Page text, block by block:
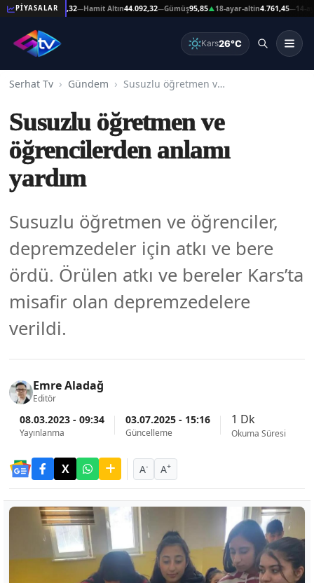
PİYASALAR
44.092,32— Hamit Altın44.092,32—Gümüş95,85▲18-ayar-altin4.761,45—14-ayar-altin
Kars26°C
Serhat Tv Gündem Susuzlu öğretmen ve öğrencilerden anlamı yardım
Susuzlu öğretmen ve
öğrencilerden anlamı
yardım
Susuzlu öğretmen ve öğrenciler,
depremzedeler için atkı ve bere
ördü. Örülen atkı ve bereler Kars’ta
misafir olan depremzedelere
verildi.
Emre Aladağ
Editör
08.03.2023 - 09:34
Yayınlanma
03.07.2025 - 15:16
Güncelleme
1 Dk
Okuma Süresi
A- A+